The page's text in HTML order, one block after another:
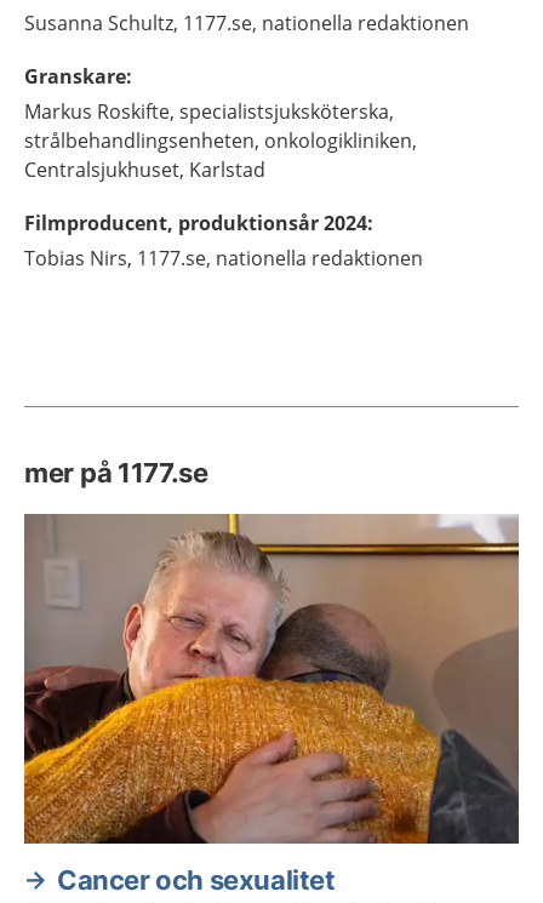
Susanna Schultz, 1177.se, nationella redaktionen
Granskare:
Markus Roskifte, specialistsjuksköterska,
strålbehandlingsenheten, onkologikliniken,
Centralsjukhuset, Karlstad
Filmproducent, produktionsår 2024:
Tobias Nirs, 1177.se, nationella redaktionen
mer på 1177.se
Cancer och sexualitet